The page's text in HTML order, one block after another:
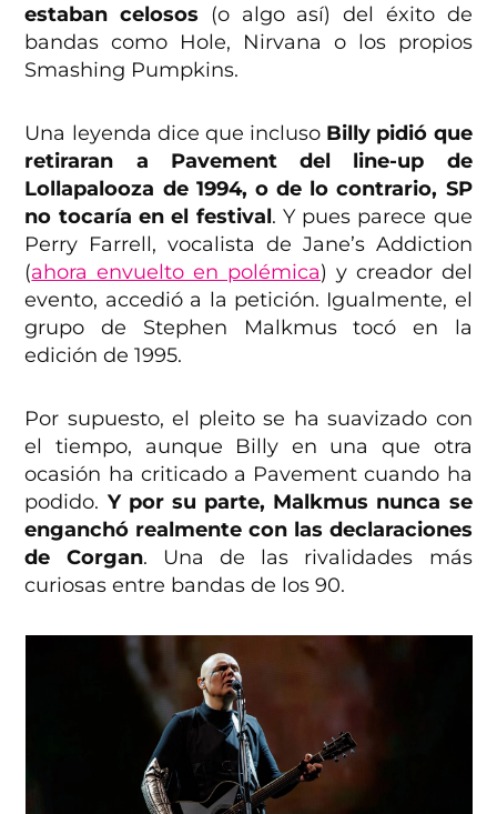
estaban celosos (o algo así) del éxito de
bandas como Hole, Nirvana o los propios
Smashing Pumpkins.
Una leyenda dice que incluso Billy pidió que
retiraran a Pavement del line-up de
Lollapalooza de 1994, o de lo contrario, SP
no tocaría en el festival. Y pues parece que
Perry Farrell, vocalista de Jane’s Addiction
(ahora envuelto en polémica) y creador del
evento, accedió a la petición. Igualmente, el
grupo de Stephen Malkmus tocó en la
edición de 1995.
Por supuesto, el pleito se ha suavizado con
el tiempo, aunque Billy en una que otra
ocasión ha criticado a Pavement cuando ha
podido. Y por su parte, Malkmus nunca se
enganchó realmente con las declaraciones
de Corgan. Una de las rivalidades más
curiosas entre bandas de los 90.